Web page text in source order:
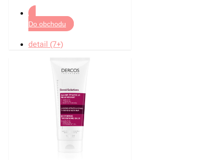
Do obchodu
detail (7+)